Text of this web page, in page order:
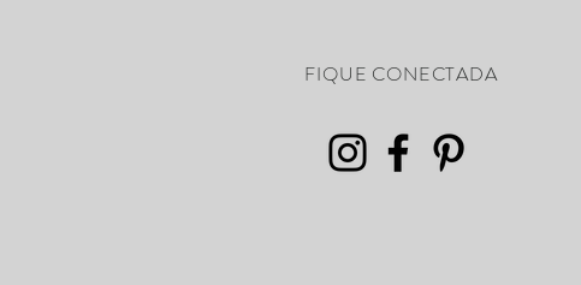
FIQUE CONECTADA